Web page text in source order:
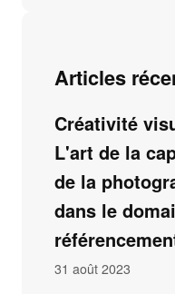
Articles
Créativité
L'art de la
de la
dans le
31 août 2023